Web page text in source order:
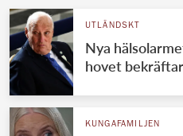
UTLÄNDSKT
Nya
hovet
KUNGAFAMILJEN